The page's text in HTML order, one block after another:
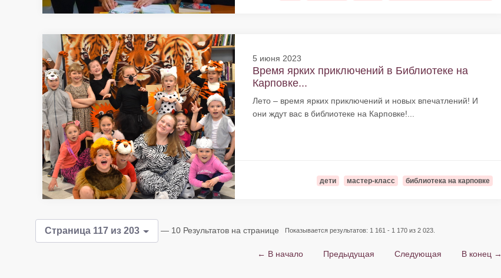
5 июня 2023
Время ярких приключений в Библиотеке на
Карповке...
Лето – время ярких приключений и новых впечатлений! И
они ждут вас в библиотеке на Карповке!...
дети мастер-класс библиотека на карповке
Страница 117 из 203 — 10 Результатов на странице Показывается результатов: 1 161 - 1 170 из 2 023.
← В начало Предыдущая Следующая В конец →